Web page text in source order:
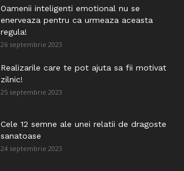
Oamenii inteligenti emotional nu se
enerveaza pentru ca urmeaza aceasta
regula!
26 septembrie 2023
Realizarile care te pot ajuta sa fii motivat
zilnic!
25 septembrie 2023
Cele 12 semne ale unei relatii de dragoste
sanatoase
24 septembrie 2023